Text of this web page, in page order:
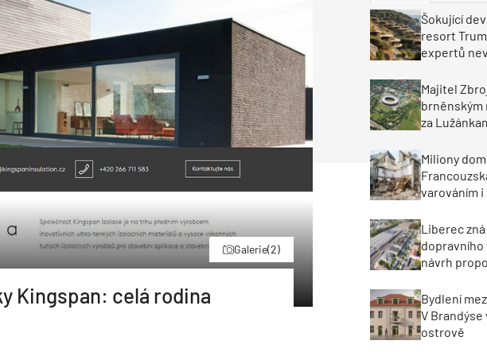
Historické stavby Průmyslové objekty
Poruchy střechy
Větrání a odvětrávání
Komíny
Fasáda
Omítky
Inženýrské stavby
Doprava
Dopravní stavby
Galerie(2)
Kingspan: celá rodina
Šokující
resort
expertů
Majitel
brněnským
za
Miliony
varováním i
Liberec
návrh
Bydlení
V
ostrově